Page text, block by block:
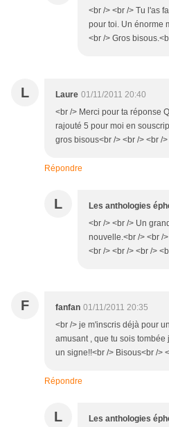
<br /> <br /> Tu l'as
pour toi. Un énorme
<br /> Gros
L Laure 01/11/2011 20:40
<br /> Merci pour ta réponse
rajouté 5 pour moi en
gros bisous<br /> <br /> <br />
Répondre
L Les anthologies
<br /> <br /> Un
nouvelle.<br /> <br /
<br /> <br /> <br />
F fanfan 01/11/2011 20:35
<br /> je m'inscris déjà pour
amusant , que tu sois
un signe!!<br /> Bisous<br />
Répondre
L Les anthologies